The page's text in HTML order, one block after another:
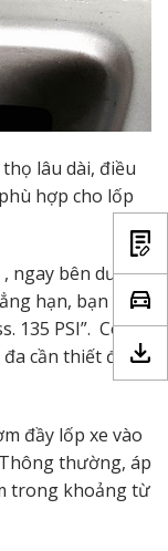
lâu dài, điều
hợp cho lốp
ngay bên dưới
hạn, bạn có
135 PSI”. Con
cần thiết để
đầy lốp xe vào
thường, áp
trong khoảng từ